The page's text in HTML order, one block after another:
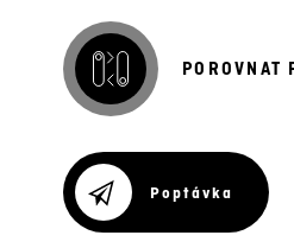
POROVNAT
Poptávka